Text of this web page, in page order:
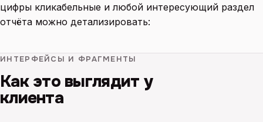
цифры кликабельные и любой интересующий раздел
отчёта можно детализировать:
ИНТЕРФЕЙСЫ И ФРАГМЕНТЫ
Как это выглядит у
клиента